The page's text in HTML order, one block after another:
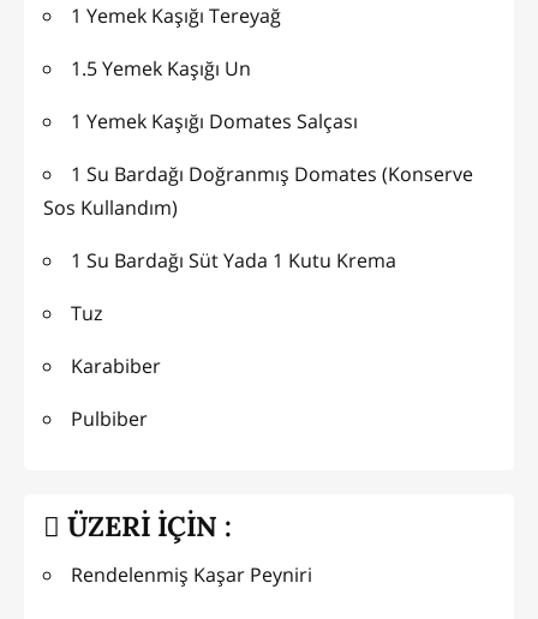
1 Yemek Kaşığı Tereyağ
1.5 Yemek Kaşığı Un
1 Yemek Kaşığı Domates Salçası
1 Su Bardağı Doğranmış Domates (Konserve
Sos Kullandım)
1 Su Bardağı Süt Yada 1 Kutu Krema
Tuz
Karabiber
Pulbiber
ÜZERİ İÇİN :
Rendelenmiş Kaşar Peyniri